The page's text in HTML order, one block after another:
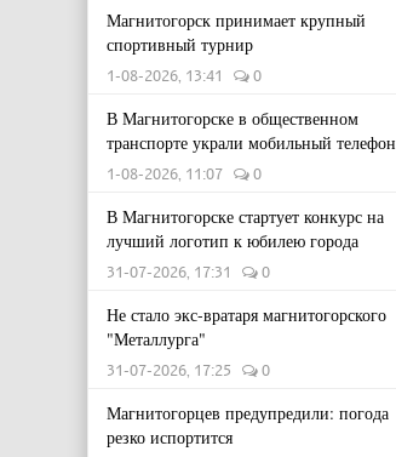
Магнитогорск принимает крупный
спортивный турнир
1-08-2026, 13:41 0
В Магнитогорске в общественном
транспорте украли мобильный телефон
1-08-2026, 11:07 0
В Магнитогорске стартует конкурс на
лучший логотип к юбилею города
31-07-2026, 17:31 0
Не стало экс-вратаря магнитогорского
"Металлурга"
31-07-2026, 17:25 0
Магнитогорцев предупредили: погода
резко испортится